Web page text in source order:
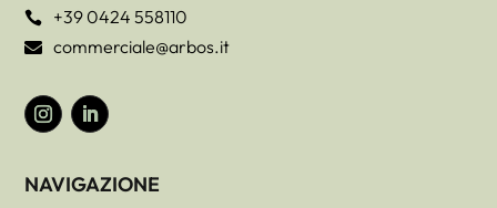
 +39 0424 558110
 commerciale@arbos.it
NAVIGAZIONE